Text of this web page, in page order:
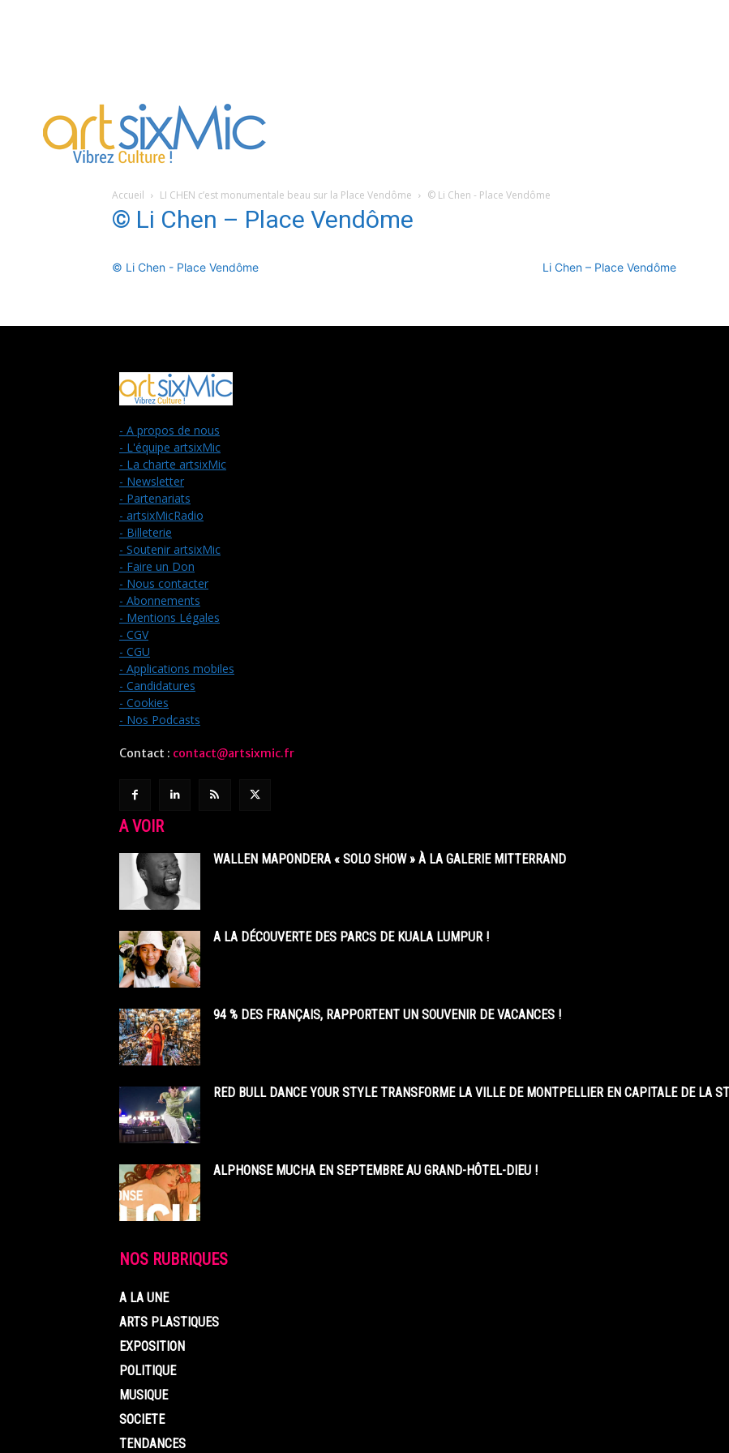
artsixMic
Accueil LI CHEN c’est monumentale beau sur la Place Vendôme © Li Chen - Place Vendôme
© Li Chen – Place Vendôme
© Li Chen - Place Vendôme Li Chen – Place Vendôme
- A propos de nous
- L'équipe artsixMic
- La charte artsixMic
- Newsletter
- Partenariats
- artsixMicRadio
- Billeterie
- Soutenir artsixMic
- Faire un Don
- Nous contacter
- Abonnements
- Mentions Légales
- CGV
- CGU
- Applications mobiles
- Candidatures
- Cookies
- Nos Podcasts
Contact : contact@artsixmic.fr
A VOIR
WALLEN MAPONDERA « SOLO SHOW » À LA GALERIE MITTERRAND
A LA DÉCOUVERTE DES PARCS DE KUALA LUMPUR !
94 % DES FRANÇAIS, RAPPORTENT UN SOUVENIR DE VACANCES !
RED BULL DANCE YOUR STYLE TRANSFORME LA VILLE DE MONTPELLIER EN CAPITALE DE LA
ALPHONSE MUCHA EN SEPTEMBRE AU GRAND-HÔTEL-DIEU !
NOS RUBRIQUES
A LA UNE
ARTS PLASTIQUES
EXPOSITION
POLITIQUE
MUSIQUE
SOCIETE
TENDANCES